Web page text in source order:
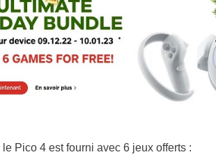
Pico 4 est fourni avec 6 jeux offerts :